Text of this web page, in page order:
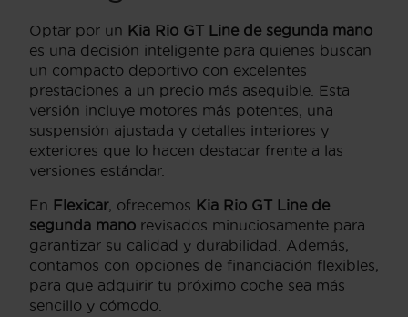
Optar por un Kia Rio GT Line de segunda mano
es una decisión inteligente para quienes buscan
un compacto deportivo con excelentes
prestaciones a un precio más asequible. Esta
versión incluye motores más potentes, una
suspensión ajustada y detalles interiores y
exteriores que lo hacen destacar frente a las
versiones estándar.
En Flexicar, ofrecemos Kia Rio GT Line de
segunda mano revisados minuciosamente para
garantizar su calidad y durabilidad. Además,
contamos con opciones de financiación flexibles,
para que adquirir tu próximo coche sea más
sencillo y cómodo.